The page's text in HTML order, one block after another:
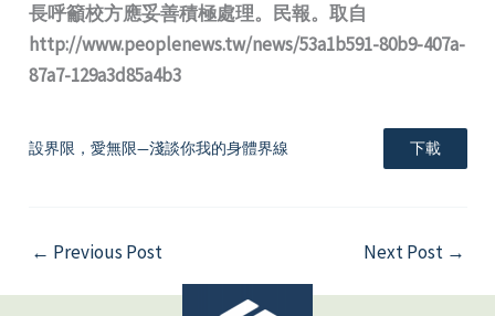
長呼籲校方應妥善積極處理。民報。取自
http://www.peoplenews.tw/news/53a1b591-80b9-407a-
87a7-129a3d85a4b3
設界限，愛無限—淺談你我的身體界線 下載
← Previous Post Next Post →